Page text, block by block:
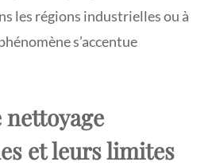
les régions industrielles ou à
s’accentue
nettoyage
et leurs limites